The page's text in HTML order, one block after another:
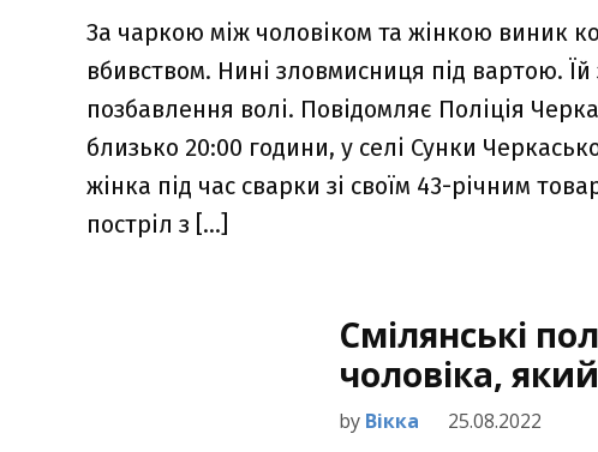
За чаркою між чоловіком та жінкою виник
вбивством. Нині зловмисниця під вартою.
позбавлення волі. Повідомляє Поліція
близько 20:00 години, у селі Сунки
жінка під час сварки зі своїм 43-річним
постріл з […]
Смілянські
чоловіка,
by Вікка 25.08.2022